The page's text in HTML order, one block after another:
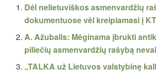
Dėl nelietuviškos asmenvardžių
dokumentuose vėl kreipiamasi į KT
A. Ažubalis: Mėginama įbrukti
piliečių asmenvardžių rašybą
„TALKA už Lietuvos valstybinę